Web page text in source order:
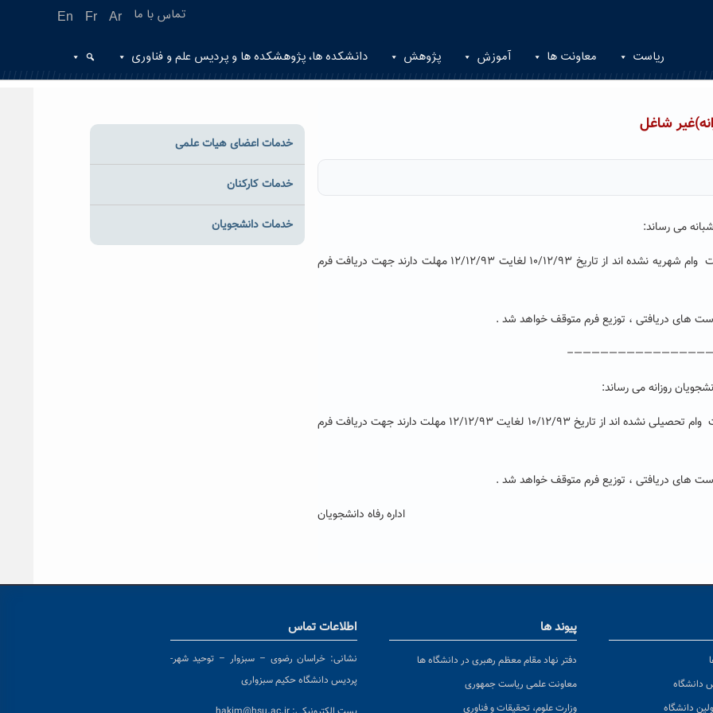
En Fr Ar تماس با ما
ریاست معاونت ها آموزش پژوهش دانشکده ها، پژوهشکده ها و پردیس علم و فناوری
شاغل
دانشجویانی که تا کنون موفق به دریافت و تکمیل فرم درخواست وام شهریه نشده اند از تاریخ ۱۰/۱۲/۹۳ لغایت ۱۲/۱۲/۹۳ مهلت دارند جهت دریافت فرم
های دریافتی ، توزیع فرم متوقف خواهد شد .
دانشجویانی که تا کنون موفق به دریافت و تکمیل فرم درخواست وام تحصیلی نشده اند از تاریخ ۱۰/۱۲/۹۳ لغایت ۱۲/۱۲/۹۳ مهلت دارند جهت دریافت فرم
های دریافتی ، توزیع فرم متوقف خواهد شد .
اداره رفاه دانشجویان
خدمات اعضای هیات علمی
خدمات کارکنان
خدمات دانشجویان
دانشگاه
دانشگاه
پیوند ها
دفتر نهاد مقام معظم رهبری در دانشگاه ها
معاونت علمی ریاست جمهوری
وزارت علوم، تحقیقات و فناوری
اطلاعات تماس
نشانی: خراسان رضوی – سبزوار – توحید شهر-
پردیس دانشگاه حکیم سبزواری